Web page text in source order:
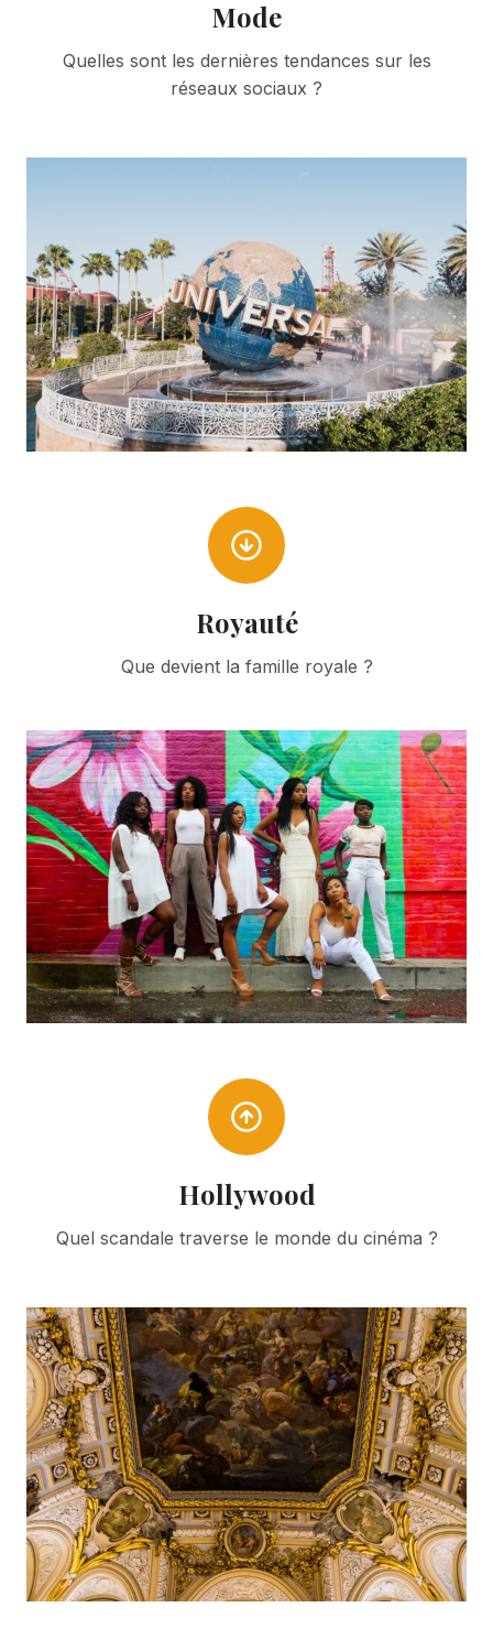
Mode
Quelles sont les dernières tendances sur les
réseaux sociaux ?
Royauté
Que devient la famille royale ?
Hollywood
Quel scandale traverse le monde du cinéma ?